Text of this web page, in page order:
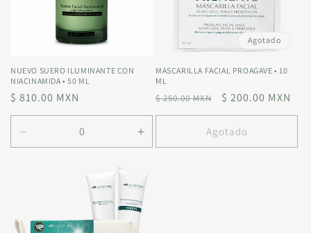
NUEVO SUERO ILUMINANTE CON
NIACINAMIDA • 50 ML
Precio
habitual
$ 810.00 MXN
cantidad
Aumentar
cantidad
Default
Title
Agotado
MASCARILLA FACIAL PROAGAVE • 10
ML
Precio
habitual
$ 250.00 MXN
Precio
de
oferta
$ 200.00 MXN
Agotado